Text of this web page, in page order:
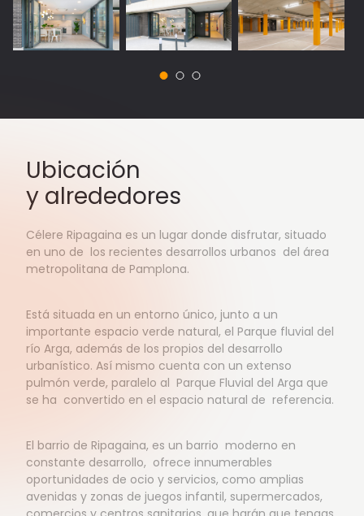
Ubicación
y alrededores
Célere Ripagaina es un lugar donde disfrutar, situado
en uno de los recientes desarrollos urbanos del área
metropolitana de Pamplona.
Está situada en un entorno único, junto a un
importante espacio verde natural, el Parque fluvial del
río Arga, además de los propios del desarrollo
urbanístico. Así mismo cuenta con un extenso
pulmón verde, paralelo al Parque Fluvial del Arga que
se ha convertido en el espacio natural de referencia.
El barrio de Ripagaina, es un barrio moderno en
constante desarrollo, ofrece innumerables
oportunidades de ocio y servicios, como amplias
avenidas y zonas de juegos infantil, supermercados,